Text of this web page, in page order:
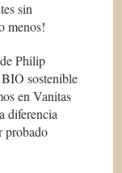
sin
menos!
Philip
BIO sostenible
en Vanitas
diferencia
probado